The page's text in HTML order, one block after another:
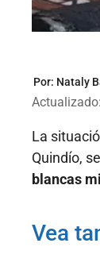
Por: Nataly
La
Quindío,
blancas
Vea